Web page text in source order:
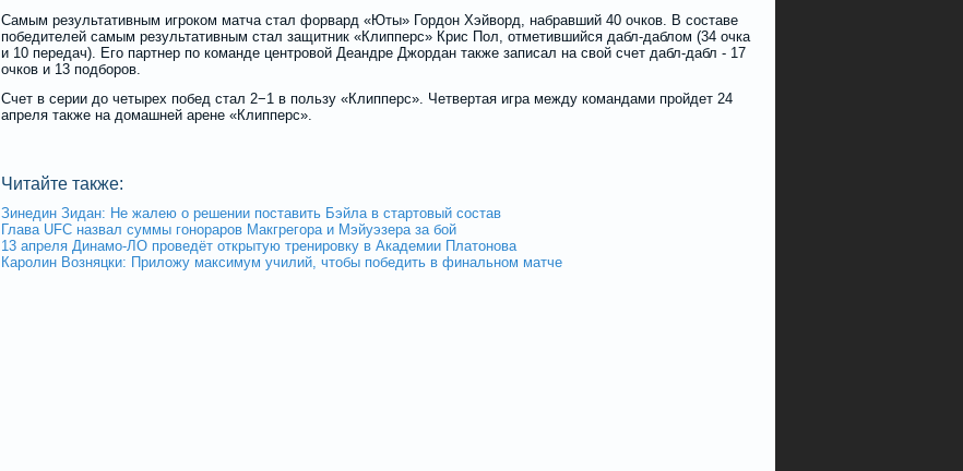
Самым результативным игроком матча стал форвард «Юты» Гордон Хэйворд, набравший 40 очков. В составе
победителей самым результативным стал защитник «Клипперс» Крис Пол, отметившийся дабл-даблом (34 очка
и 10 передач). Его партнер по команде центровой Деандре Джордан также записал на свой счет дабл-дабл - 17
очков и 13 подборов.
Счет в серии до четырех побед стал 2−1 в пользу «Клипперс». Четвертая игра между командами пройдет 24
апреля также на домашней арене «Клипперс».
Читайте также:
Зинедин Зидан: Не жалею о решении поставить Бэйла в стартовый состав
Глава UFC назвал суммы гонораров Макгрегора и Мэйуэзера за бой
13 апреля Динамо-ЛО проведёт открытую тренировку в Академии Платонова
Каролин Возняцки: Приложу максимум училий, чтобы победить в финальном матче